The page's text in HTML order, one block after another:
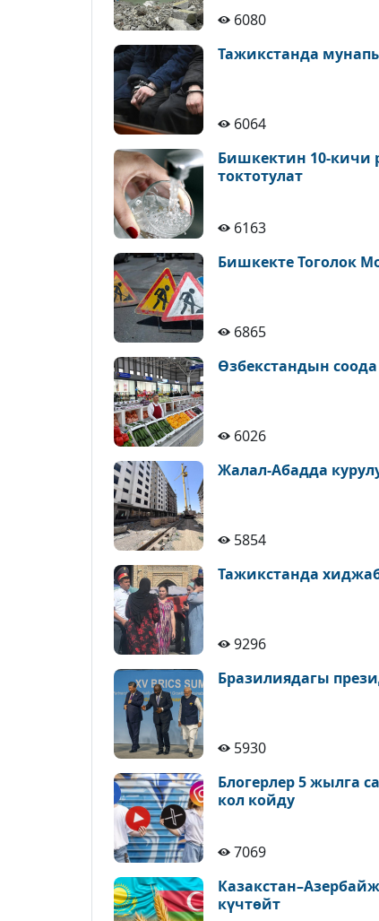
6080
Тажикстанда
6064
Бишкектин 10-кичи
токтотулат
6163
Бишкекте Тоголок
6865
Өзбекстандын
6026
Жалал-Абадда
5854
Тажикстанда
9296
Бразилиядагы
5930
Блогерлер 5 жылга
кол койду
7069
күчтөйт